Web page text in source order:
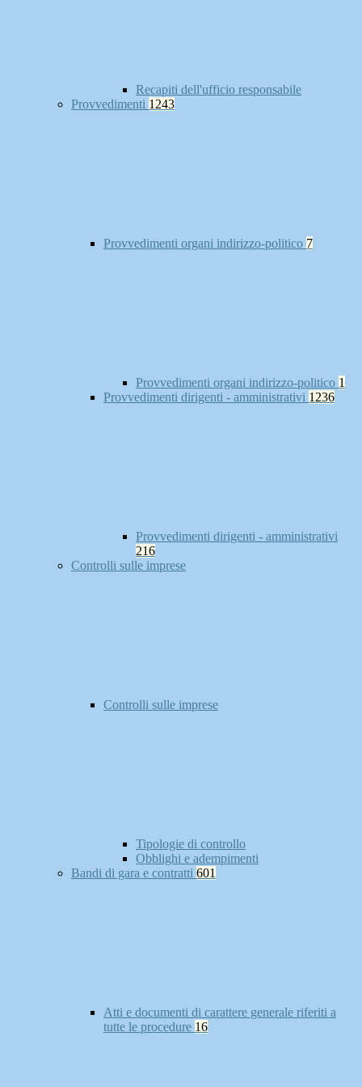
Recapiti dell'ufficio responsabile
Provvedimenti 1243
Provvedimenti organi indirizzo-politico 7
Provvedimenti organi indirizzo-politico 1
Provvedimenti dirigenti - amministrativi 1236
Provvedimenti dirigenti - amministrativi
216
Controlli sulle imprese
Controlli sulle imprese
Tipologie di controllo
Obblighi e adempimenti
Bandi di gara e contratti 601
Atti e documenti di carattere generale riferiti a
tutte le procedure 16